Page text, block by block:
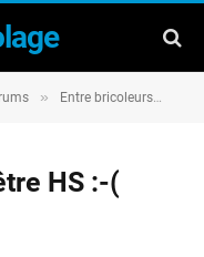
» Entre bricoleurs
HS :-(